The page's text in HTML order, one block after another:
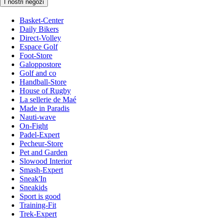
I nostri negozi
Basket-Center
Daily Bikers
Direct-Volley
Espace Golf
Foot-Store
Galoppostore
Golf and co
Handball-Store
House of Rugby
La sellerie de Maé
Made in Paradis
Nauti-wave
On-Fight
Padel-Expert
Pecheur-Store
Pet and Garden
Slowood Interior
Smash-Expert
Sneak'In
Sneakids
Sport is good
Training-Fit
Trek-Expert